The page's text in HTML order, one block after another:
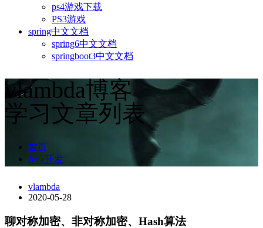
ps4游戏下载
PS3游戏
spring中文文档
spring6中文文档
springboot3中文文档
vlambda博客
学习文章列表
首页
Java开发
vlambda
2020-05-28
聊对称加密、非对称加密、Hash算法